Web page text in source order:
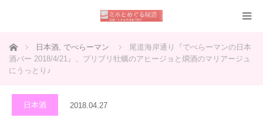
ホーム 日本酒, でべらーマン
尾道海岸通り『でべらーマンの日本
酒バー 2018/4/21』、プリプリ牡蠣のアヒージョと燗酒のマリアージュ
にうっとり♪
日本酒 2018.04.27